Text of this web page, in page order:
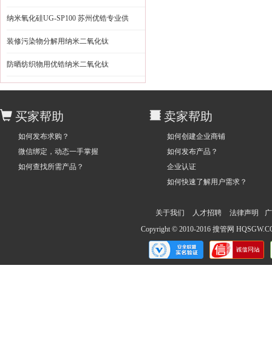
纳米氧化硅UG-SP100 苏州优锆专业供
装修污染物分解用纳米二氧化钛
防晒纺织物用优锆纳米二氧化钛
买家帮助
如何发布求购？
微信绑定，动态一手掌握
如何查找所需产品？
卖家帮助
如何创建企业商铺
如何发布产品？
企业认证
如何快速了解用户需求？
关于我们 人才招聘 法律声明
Copyright © 2010-2016 搜管网